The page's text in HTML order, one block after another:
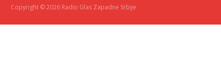
Copyright © 2026 Radio Glas Zapadne Srbije